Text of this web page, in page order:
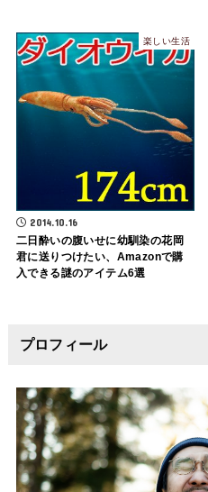
楽しい生活
2014.10.16
二日酔いの腹いせに幼馴染の花岡
君に送りつけたい、Amazonで購
入できる謎のアイテム6選
プロフィール